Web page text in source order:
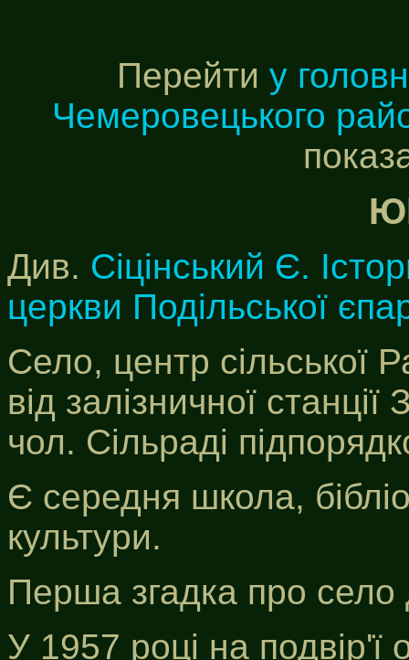
Перейти у
Чемеровецького
Див. Сіцінський Є.
церкви Подільської
Село, центр сільської
від залізничної
чол. Сільраді
Є середня школа,
культури.
Перша згадка про село
У 1957 році на подвір'ї